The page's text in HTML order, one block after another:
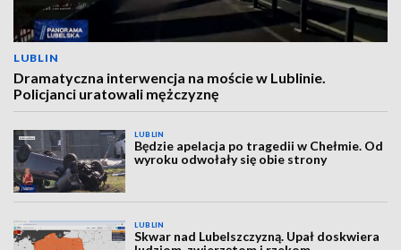
LUBLIN
Dramatyczna interwencja na moście w Lublinie.
Policjanci uratowali mężczyznę
LUBLIN
Będzie apelacja po tragedii w Chełmie. Od
wyroku odwołały się obie strony
LUBLIN
Skwar nad Lubelszczyzną. Upał doskwiera